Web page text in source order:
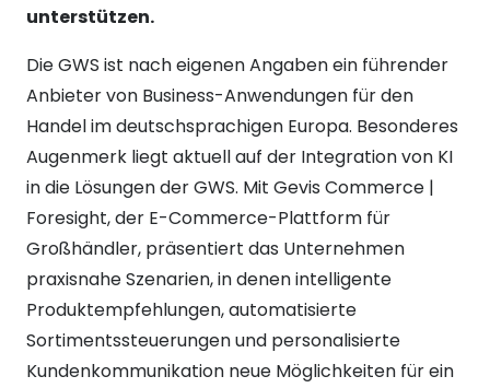
unterstützen.
Die GWS ist nach eigenen Angaben ein führender
Anbieter von Business-Anwendungen für den
Handel im deutschsprachigen Europa. Besonderes
Augenmerk liegt aktuell auf der Integration von KI
in die Lösungen der GWS. Mit Gevis Commerce |
Foresight, der E-Commerce-Plattform für
Großhändler, präsentiert das Unternehmen
praxisnahe Szenarien, in denen intelligente
Produktempfehlungen, automatisierte
Sortimentssteuerungen und personalisierte
Kundenkommunikation neue Möglichkeiten für ein